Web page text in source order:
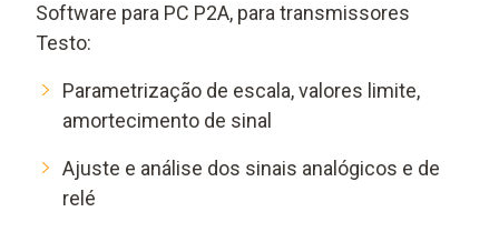
Software para PC P2A, para transmissores
Testo:
Parametrização de escala, valores limite,
amortecimento de sinal
Ajuste e análise dos sinais analógicos e de
relé